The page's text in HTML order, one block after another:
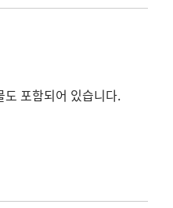
도 포함되어 있습니다.